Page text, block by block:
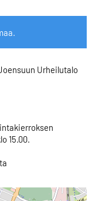
Urheilutalo
15.00.